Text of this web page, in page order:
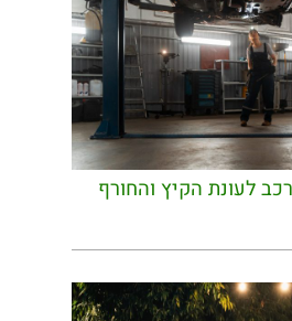
לעונת הקיץ והחורף